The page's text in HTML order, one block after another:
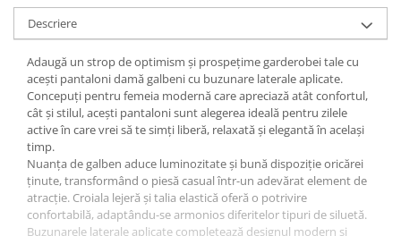
Descriere
Adaugă un strop de optimism și prospețime garderobei tale cu
acești pantaloni damă galbeni cu buzunare laterale aplicate.
Concepuți pentru femeia modernă care apreciază atât confortul,
cât și stilul, acești pantaloni sunt alegerea ideală pentru zilele
active în care vrei să te simți liberă, relaxată și elegantă în același
timp.
Nuanța de galben aduce luminozitate și bună dispoziție oricărei
ținute, transformând o piesă casual într-un adevărat element de
atracție. Croiala lejeră și talia elastică oferă o potrivire
confortabilă, adaptându-se armonios diferitelor tipuri de siluetă.
Buzunarele laterale aplicate completează designul modern și